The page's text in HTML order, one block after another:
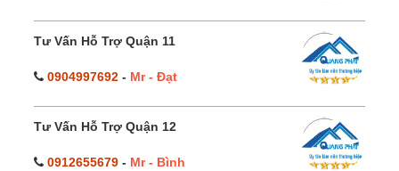
Tư Vấn Hỗ Trợ Quận 11
0904997692 - Mr - Đạt
Tư Vấn Hỗ Trợ Quận 12
0912655679 - Mr - Bình